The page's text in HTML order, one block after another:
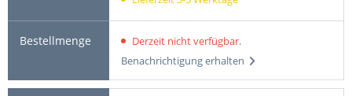
Derzeit nicht verfügbar.
Benachrichtigung erhalten